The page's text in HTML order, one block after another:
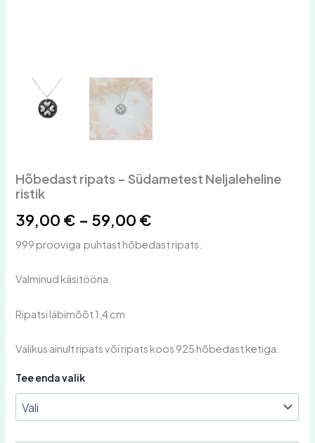
Hõbedast ripats – Südametest Neljaleheline
ristik
39,00 € – 59,00 €
999 prooviga puhtast hõbedast ripats.
Valminud käsitööna.
Ripatsi läbimõõt 1,4 cm
Valikus ainult ripats või ripats koos 925 hõbedast ketiga.
Tee enda valik